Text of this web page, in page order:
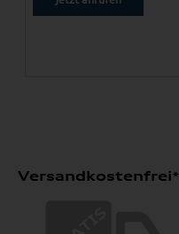
Versandkostenfrei*